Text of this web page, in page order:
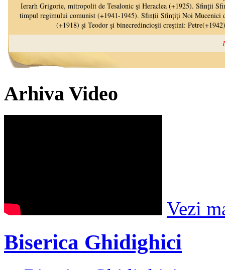
Arhiva Video
Vezi
Biserica Ghidighici